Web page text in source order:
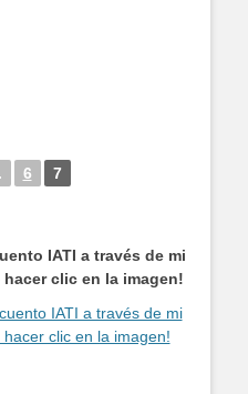
6 7
IATI a través de mi
clic en la imagen!